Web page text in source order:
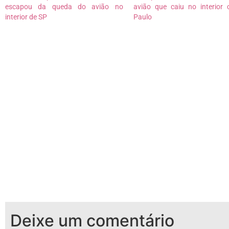
escapou da queda do avião no
interior de SP
avião que caiu no interior
Paulo
Deixe um comentário